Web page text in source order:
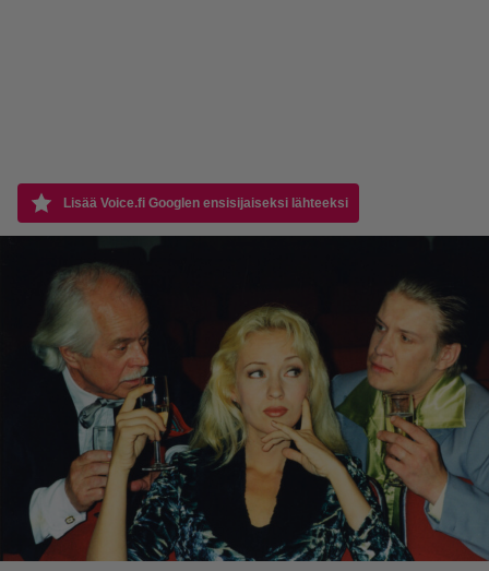
Lisää Voice.fi Googlen ensisijaiseksi lähteeksi